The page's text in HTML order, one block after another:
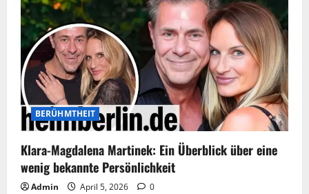
BERÜHMTHEIT
Klara-Magdalena Martinek: Ein Überblick über eine
wenig bekannte Persönlichkeit
Admin April 5, 2026 0